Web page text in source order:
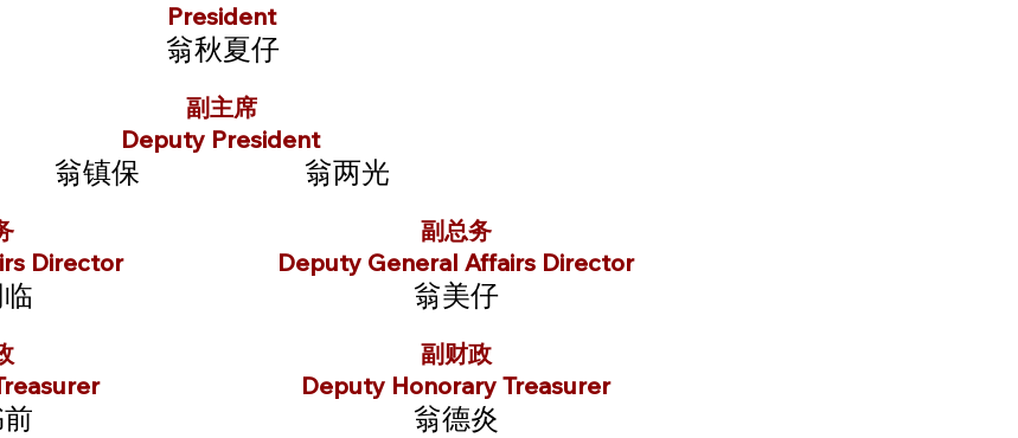
President
翁秋夏仔
副主席
Deputy President
翁镇保 翁两光
Director
副总务
Deputy General Affairs Director
翁美仔
副财政
Deputy Honorary Treasurer
翁德炎